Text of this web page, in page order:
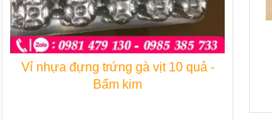
Vỉ nhựa đựng trứng gà vịt 10 quả -
Bấm kim